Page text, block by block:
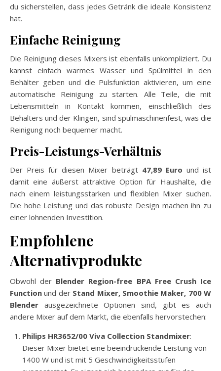
du sicherstellen, dass jedes Getränk die ideale Konsistenz
hat.
Einfache Reinigung
Die Reinigung dieses Mixers ist ebenfalls unkompliziert. Du
kannst einfach warmes Wasser und Spülmittel in den
Behälter geben und die Pulsfunktion aktivieren, um eine
automatische Reinigung zu starten. Alle Teile, die mit
Lebensmitteln in Kontakt kommen, einschließlich des
Behälters und der Klingen, sind spülmaschinenfest, was die
Reinigung noch bequemer macht.
Preis-Leistungs-Verhältnis
Der Preis für diesen Mixer beträgt 47,89 Euro und ist
damit eine äußerst attraktive Option für Haushalte, die
nach einem leistungsstarken und flexiblen Mixer suchen.
Die hohe Leistung und das robuste Design machen ihn zu
einer lohnenden Investition.
Empfohlene
Alternativprodukte
Obwohl der Blender Region-free BPA Free Crush Ice
Function und der Stand Mixer, Smoothie Maker, 700 W
Blender ausgezeichnete Optionen sind, gibt es auch
andere Mixer auf dem Markt, die ebenfalls hervorstechen:
Philips HR3652/00 Viva Collection Standmixer:
Dieser Mixer bietet eine beeindruckende Leistung von
1400 W und ist mit 5 Geschwindigkeitsstufen